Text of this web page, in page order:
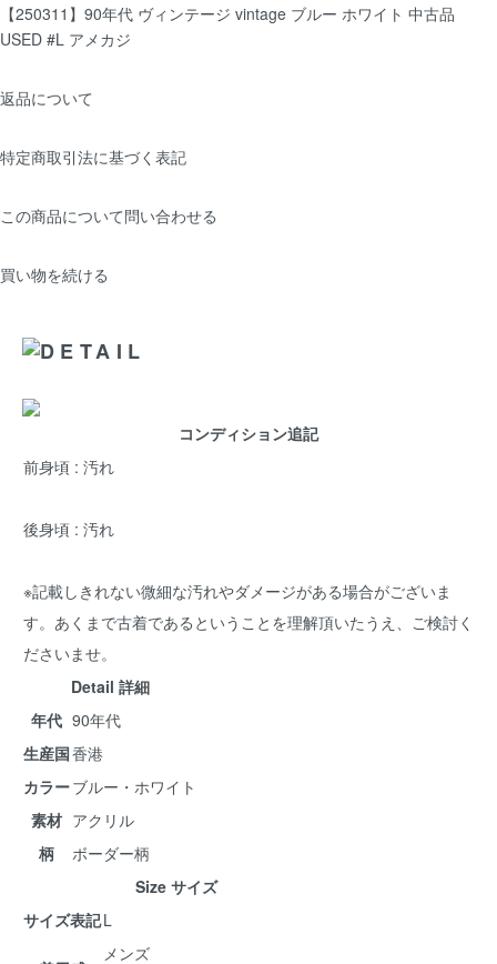
【250311】90年代 ヴィンテージ vintage ブルー ホワイト 中古品
USED #L アメカジ
返品について
特定商取引法に基づく表記
この商品について問い合わせる
買い物を続ける
コンディション追記
前身頃 : 汚れ
後身頃 : 汚れ
※記載しきれない微細な汚れやダメージがある場合がございま
す。あくまで古着であるということを理解頂いたうえ、ご検討く
ださいませ。
Detail 詳細
年代 90年代
生産国香港
カラーブルー・ホワイト
素材 アクリル
柄
ボーダー柄
Size サイズ
サイズ表記L
メンズ